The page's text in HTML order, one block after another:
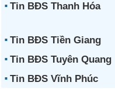
Tin BĐS Thanh Hóa
Tin BĐS Tiền Giang
Tin BĐS Tuyên Quang
Tin BĐS Vĩnh Phúc